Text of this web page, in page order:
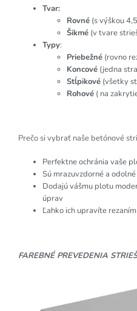
Tvar:
Rovné (s výškou
Šikmé (v tvare
Typy:
Priebežné (rovno
Koncové (jedna
Stĺpikové (všetky
Rohové ( na
Prečo si vybrať naše betónové
Perfektne ochránia vaše
Sú mrazuvzdorné a
Dodajú vášmu plotu
úprav
Ľahko ich upravíte
FAREBNÉ PREVEDENIA